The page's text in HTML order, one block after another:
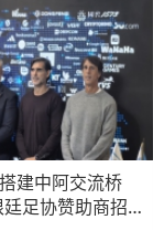
建中阿交流桥
足协赞助商招